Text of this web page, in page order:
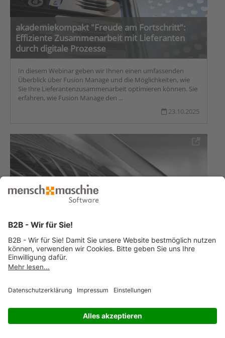
akademiekompakt "Freude am Fortschritt":
Effiziente Zusammenarbeit mit Lieferanten
durch digitale Prozesse
In diesem Webinar geben wir Ihnen einen umfassenden
Überblick über Fusion Manage und die Möglichkeiten, wie
Sie Ihre Lieferantenzusammenarbeit optimieren können. Sie
erfahren, wie Fusion Manage den ...
23.10.2025
akademiekompakt: Übersicht Autodesk Fusion
„Manufacturing Extension“
In diesem Webinar wird Ihnen ein Überblick der
Möglichkeiten der Manufacturing Extension in Autodesk